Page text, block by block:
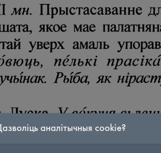
аналітычныя cookie?